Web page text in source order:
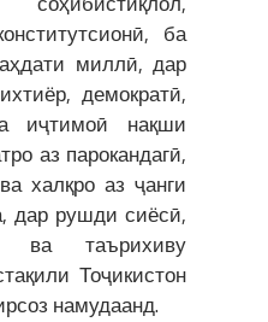
ба
миллӣ, дар
демократӣ,
иҷтимоӣ нақши
аз парокандагӣ,
халқро аз ҷанги
дар рушди сиёсӣ,
ва таърихиву
Тоҷикистон
намудаанд.